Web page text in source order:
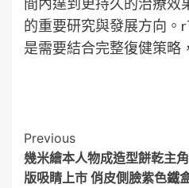
的重要研究與發展方向。
是需要結合完整復健策略
Post
Navigation
Previous
幾米繪本人物成造型餅乾主
版吸睛上市 俏皮側臉紫色鐵